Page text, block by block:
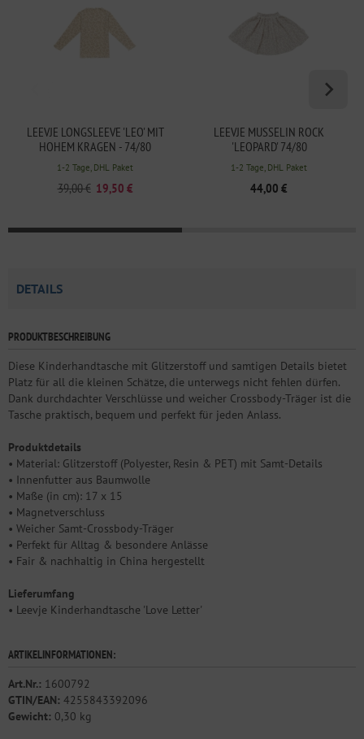
LEEVJE LONGSLEEVE 'LEO' MIT
HOHEM KRAGEN - 74/80
1-2 Tage, DHL Paket
39,00 € 19,50 €
LEEVJE MUSSELIN ROCK
'LEOPARD' 74/80
1-2 Tage, DHL Paket
44,00 €
DETAILS
PRODUKTBESCHREIBUNG
Diese Kinderhandtasche mit Glitzerstoff und samtigen Details bietet
Platz für all die kleinen Schätze, die unterwegs nicht fehlen dürfen.
Dank durchdachter Verschlüsse und weicher Crossbody-Träger ist die
Tasche praktisch, bequem und perfekt für jeden Anlass.
Produktdetails
• Material: Glitzerstoff (Polyester, Resin & PET) mit Samt-Details
• Innenfutter aus Baumwolle
• Maße (in cm): 17 x 15
• Magnetverschluss
• Weicher Samt-Crossbody-Träger
• Perfekt für Alltag & besondere Anlässe
• Fair & nachhaltig in China hergestellt
Lieferumfang
• Leevje Kinderhandtasche 'Love Letter'
ARTIKELINFORMATIONEN:
Art.Nr.: 1600792
GTIN/EAN: 4255843392096
Gewicht: 0,30 kg